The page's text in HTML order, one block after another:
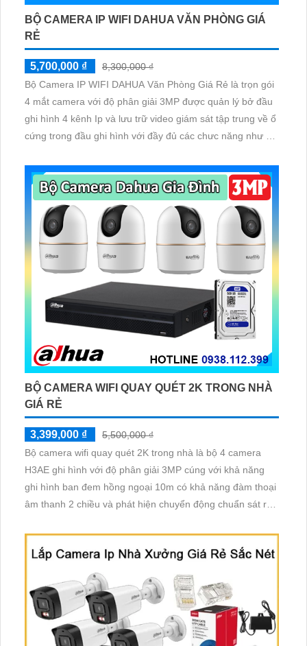
BỘ CAMERA IP WIFI DAHUA VĂN PHÒNG GIÁ
RẺ
5,700,000 ₫
8,300,000 ₫
Bộ Camera IP WIFI DAHUA Văn Phòng Giá Rẻ là trọn gói
4 mắt camera với độ phân giải 3MP được quản lý bở đầu
ghi hình 4 kênh Ip và lưu trữ video giám sát tập trung về ổ
cứng trong đầu ghi hình với đầy đủ các chưc năng như AI
giám sát có màu vào ban đêm
BỘ CAMERA WIFI QUAY QUÉT 2K TRONG NHÀ
GIÁ RẺ
3,399,000 ₫
5,500,000 ₫
Bộ camera wifi quay quét 2K trong nhà là bộ 4 camera
H3AE ghi hình với độ phân giải 3MP cúng với khả năng
ghi hình ban đem hồng ngoại 10m có khả năng đàm thoại
âm thanh 2 chiều và phát hiện chuyển động chuẩn sát rất
giám sát yêu cầu camera vừa có thể giám sát đêm vừa có
thể đàm thoại được âm thanh 2 chiều.